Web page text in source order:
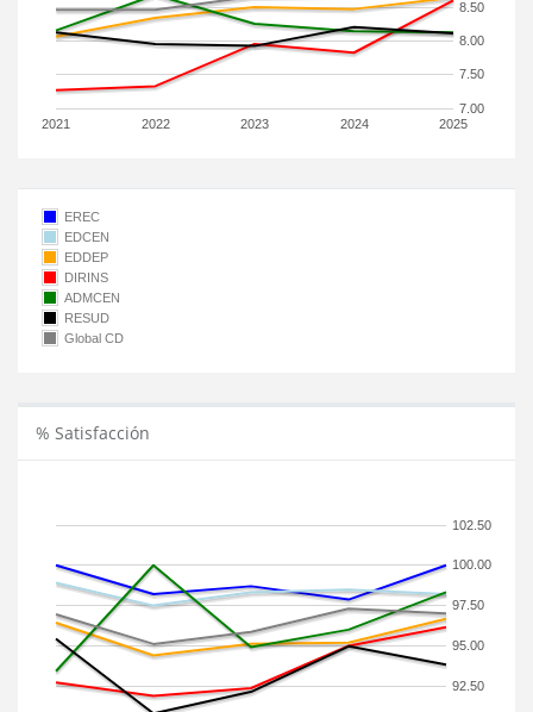
2021 2022 2023 2024 2025
7.00
7.50
8.00
8.50
EREC
EDCEN
EDDEP
DIRINS
ADMCEN
RESUD
Global CD
% Satisfacción
92.50
95.00
97.50
100.00
102.50